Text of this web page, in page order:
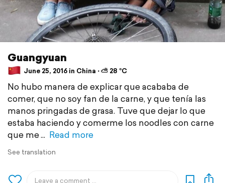
Guangyuan
June 25, 2016 in China ⋅ ⛅ 28 °C
No hubo manera de explicar que acababa de
comer, que no soy fan de la carne, y que tenía las
manos pringadas de grasa. Tuve que dejar lo que
estaba haciendo y comerme los noodles con carne
que me
Read more
See translation